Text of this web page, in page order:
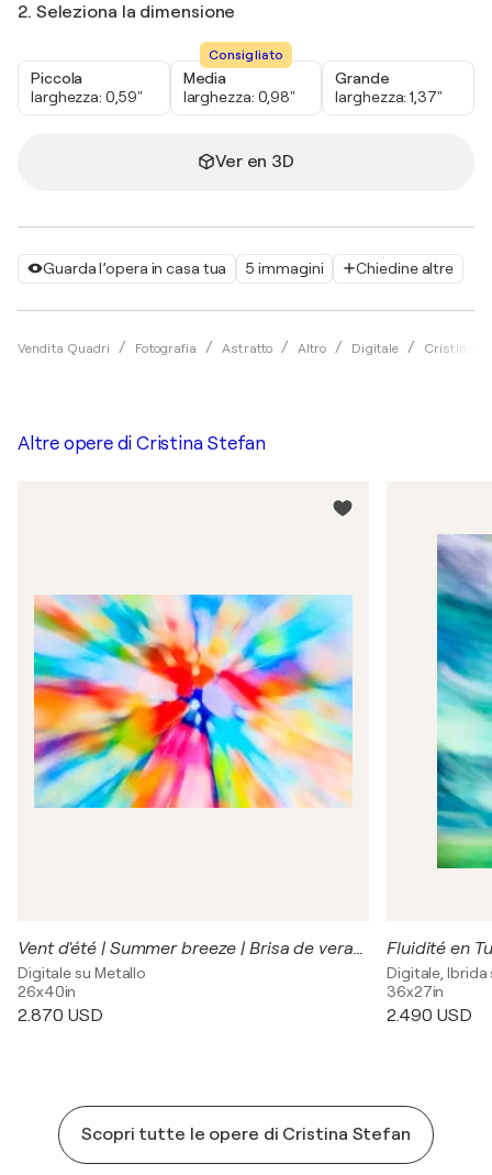
Guarda l’opera in casa tua 5 immagini Chiedine altre
Vendita Quadri Fotografia Astratto Altro Digitale Cristina
2. Seleziona la dimensione
Piccola
larghezza: 0,59"
Consigliato
Media
larghezza: 0,98"
Grande
larghezza: 1,37"
Ver en 3D
Altre opere diCristina Stefan
Vent d'été | Summer breeze | Brisa de verano | Sommerwind
Digitale su Metallo
26x40in
2.870 USD
Digitale, Ibrida
36x27in
2.490 USD
Scopri tutte le opere di Cristina Stefan